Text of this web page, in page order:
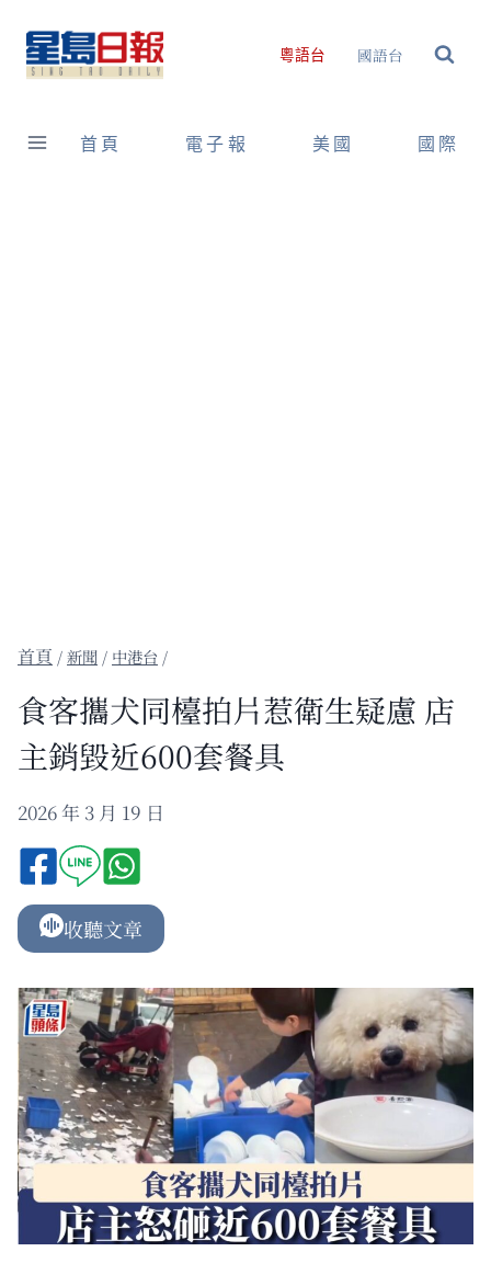
content
粵語台 國語台
首頁 電子報 美國 國際
/新聞 / 中港台 /
食客攜犬同檯拍片惹衛生疑慮 店
主銷毀近600套餐具
2026 年 3 月 19 日
收聽文章